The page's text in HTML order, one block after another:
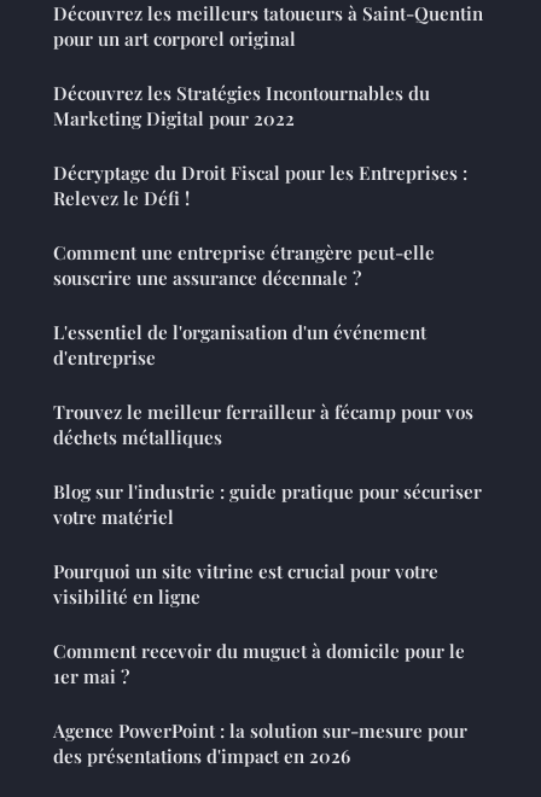
Découvrez les meilleurs tatoueurs à Saint-Quentin
pour un art corporel original
Découvrez les Stratégies Incontournables du
Marketing Digital pour 2022
Décryptage du Droit Fiscal pour les Entreprises :
Relevez le Défi !
Comment une entreprise étrangère peut-elle
souscrire une assurance décennale ?
L'essentiel de l'organisation d'un événement
d'entreprise
Trouvez le meilleur ferrailleur à fécamp pour vos
déchets métalliques
Blog sur l'industrie : guide pratique pour sécuriser
votre matériel
Pourquoi un site vitrine est crucial pour votre
visibilité en ligne
Comment recevoir du muguet à domicile pour le
1er mai ?
Agence PowerPoint : la solution sur-mesure pour
des présentations d'impact en 2026